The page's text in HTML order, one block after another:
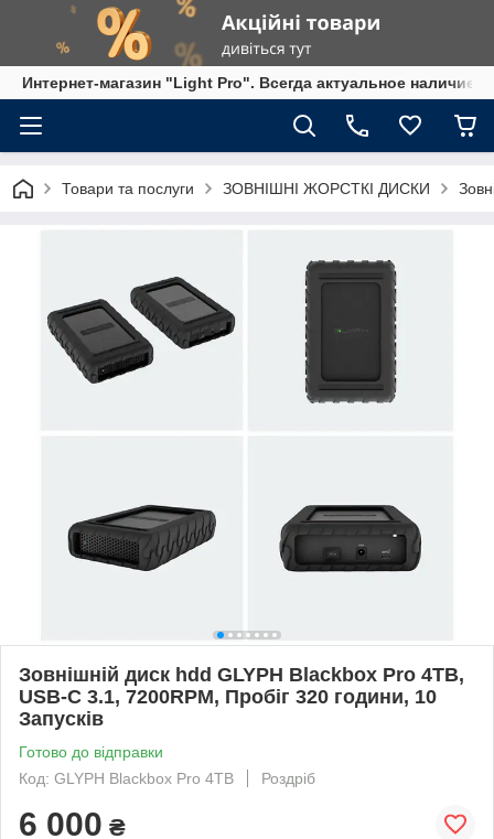
Интернет-магазин "Light Pro". Всегда актуальное
Товари та послуги ЗОВНІШНІ ЖОРСТКІ ДИСКИ
Зовнішній диск hdd GLYPH Blackbox Pro 4TB,
USB-C 3.1, 7200RPM, Пробіг 320 години, 10
Запусків
Готово до відправки
Код: GLYPH Blackbox Pro 4TB
Роздріб
6 000 ₴